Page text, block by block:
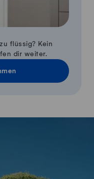
flüssig? Kein
dir weiter.